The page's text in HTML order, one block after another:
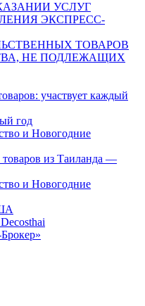
УСЛУГ
ЭКСПРЕСС-
ТОВАРОВ
НЕ ПОДЛЕЖАЩИХ
участвует каждый
год
и Новогодние
из Таиланда —
и Новогодние